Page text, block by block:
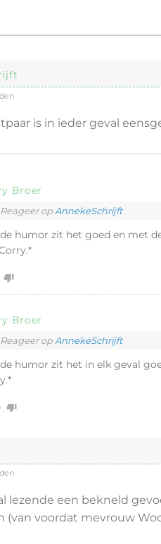
is in ieder geval
Broer
Reageer op AnnekeSchrijft
humor zit het goed en met
Broer
Reageer op AnnekeSchrijft
humor zit het in elk geval
lezende een bekneld
(van voordat mevrouw